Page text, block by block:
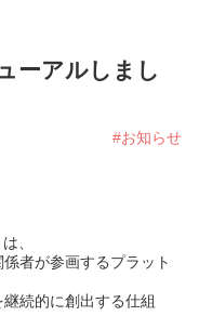
ーアルしまし
#お知らせ
、
者が参画するプラット
続的に創出する仕組